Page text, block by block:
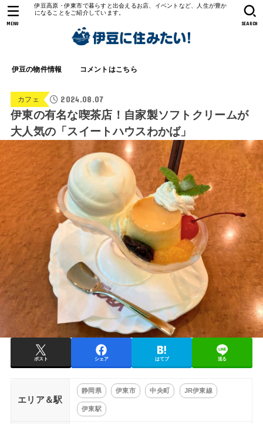
伊豆高原・伊東市で暮らすと出会えるお店、イベントなど、人生が豊か
になることをご紹介しています。
伊豆の物件情報 コメントはこちら
SEARCH
MENU
カフェ 2024.08.07
伊東の有名な喫茶店！自家製ソフトクリームが
大人気の「スイートハウスわかば」
ポスト シェア はてブ 送る
エリア＆駅
静岡県 伊東市 中央町 JR伊東線
伊東駅